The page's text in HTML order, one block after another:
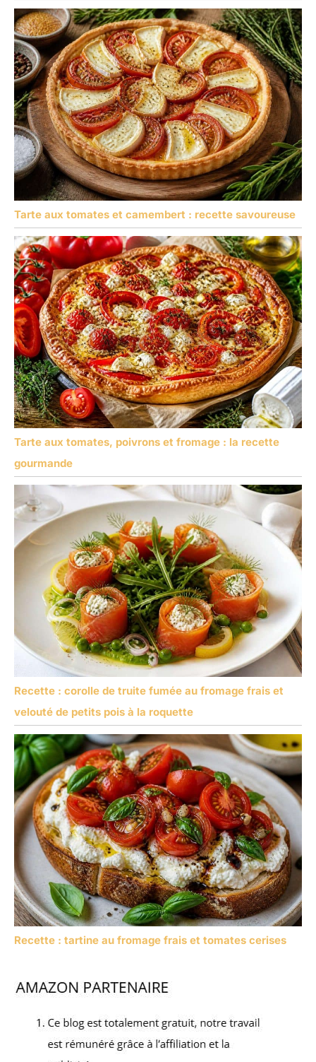
Tarte aux tomates et camembert : recette savoureuse
Tarte aux tomates, poivrons et fromage : la recette
gourmande
Recette : corolle de truite fumée au fromage frais et
velouté de petits pois à la roquette
Recette : tartine au fromage frais et tomates cerises